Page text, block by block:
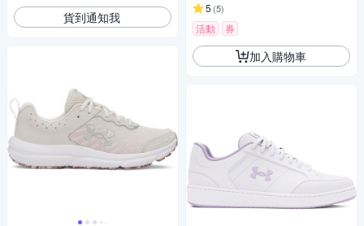
貨到通知我
5 (5)
活動 券
加入購物車